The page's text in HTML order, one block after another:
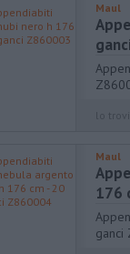
Maul
Maul
176
ganci